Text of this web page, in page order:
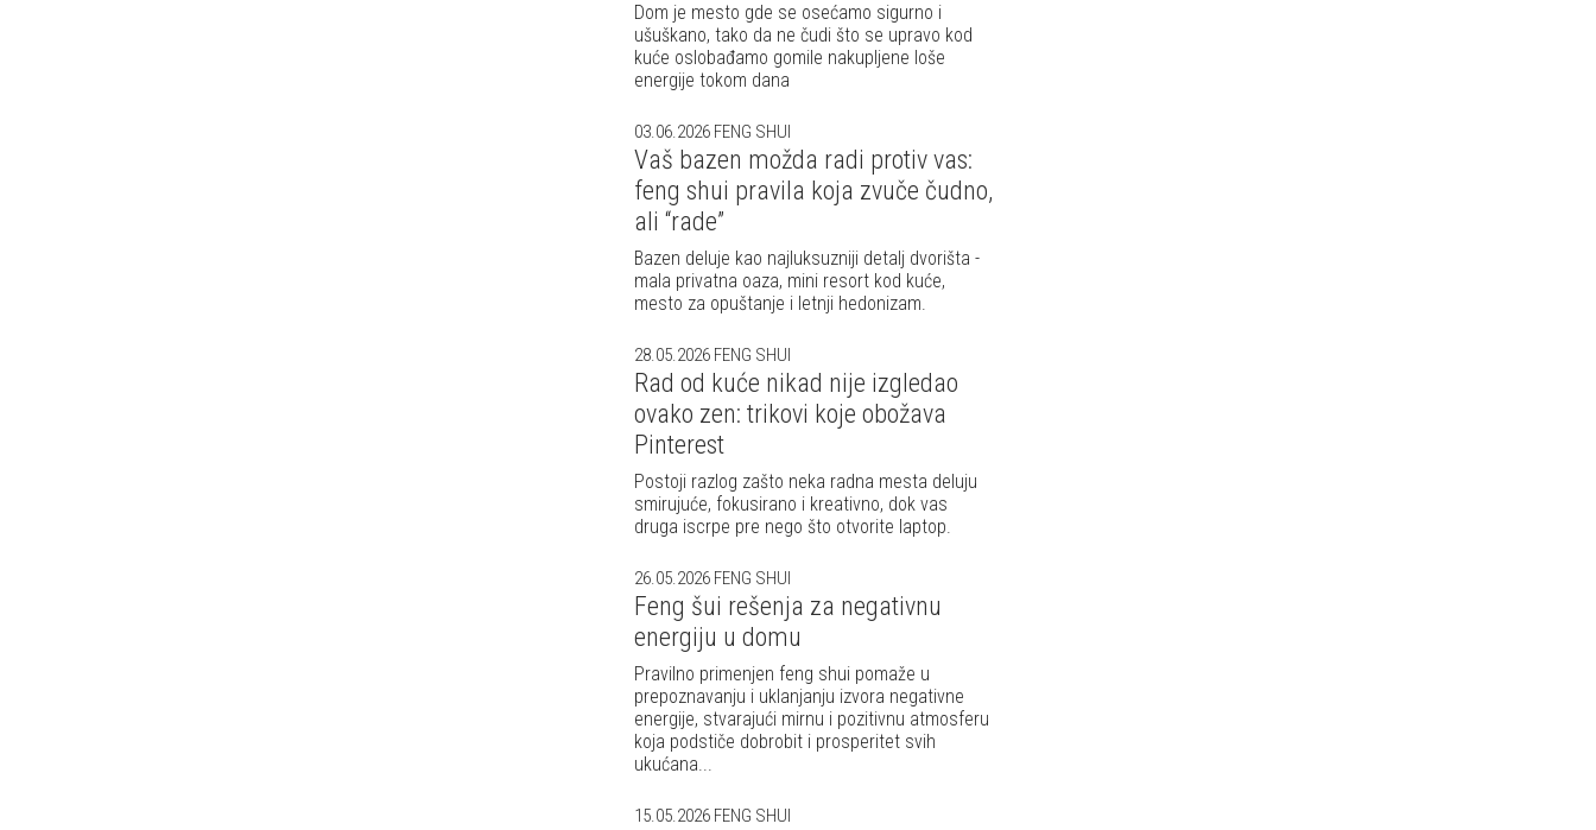
Dom je mesto gde se osećamo sigurno i
ušuškano, tako da ne čudi što se upravo kod
kuće oslobađamo gomile nakupljene loše
energije tokom dana
03.06.2026 FENG SHUI
Vaš bazen možda radi protiv vas:
feng shui pravila koja zvuče čudno,
ali “rade”
Bazen deluje kao najluksuzniji detalj dvorišta -
mala privatna oaza, mini resort kod kuće,
mesto za opuštanje i letnji hedonizam.
28.05.2026 FENG SHUI
Rad od kuće nikad nije izgledao
ovako zen: trikovi koje obožava
Pinterest
Postoji razlog zašto neka radna mesta deluju
smirujuće, fokusirano i kreativno, dok vas
druga iscrpe pre nego što otvorite laptop.
26.05.2026 FENG SHUI
Feng šui rešenja za negativnu
energiju u domu
Pravilno primenjen feng shui pomaže u
prepoznavanju i uklanjanju izvora negativne
energije, stvarajući mirnu i pozitivnu atmosferu
koja podstiče dobrobit i prosperitet svih
ukućana...
15.05.2026 FENG SHUI